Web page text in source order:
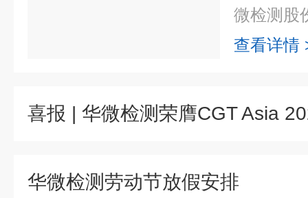
微检测股
查看详情
华微检测劳动节放假安排